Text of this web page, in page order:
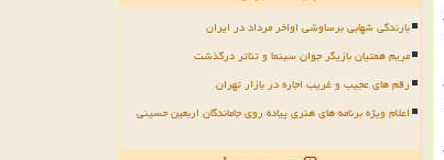
بارندگی شهابی برساوشی اواخر مرداد در ایران
مریم همتیان بازیگر جوان سینما و تئاتر درگذشت
رقم های عجیب و غریب اجاره در بازار تهران
اعلام ویژه برنامه های هنری پیاده روی جاماندگان اربعین حسینی